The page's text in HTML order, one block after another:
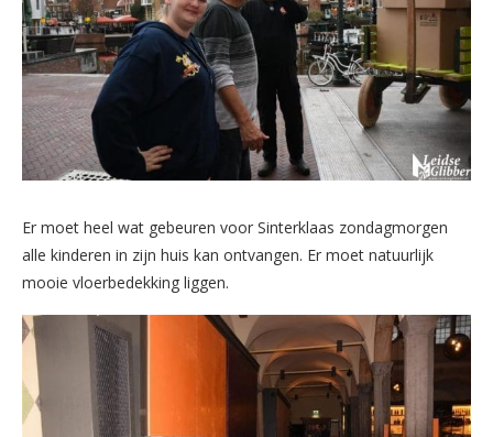
Er moet heel wat gebeuren voor Sinterklaas zondagmorgen
alle kinderen in zijn huis kan ontvangen. Er moet natuurlijk
mooie vloerbedekking liggen.